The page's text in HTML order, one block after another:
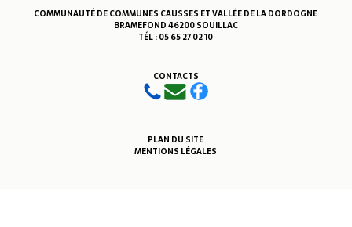
COMMUNAUTÉ DE COMMUNES CAUSSES ET VALLÉE DE LA DORDOGNE
BRAMEFOND 46200 SOUILLAC
TÉL : 05 65 27 02 10
CONTACTS
PLAN DU SITE
MENTIONS LÉGALES